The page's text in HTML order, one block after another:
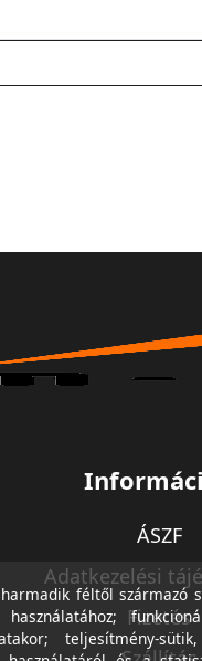
ÁSZF
Adatkezelési
Fizetés
féltől származó
teljesítmény-